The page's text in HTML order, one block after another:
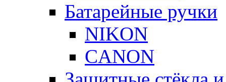
Батарейные ручки
NIKON
CANON